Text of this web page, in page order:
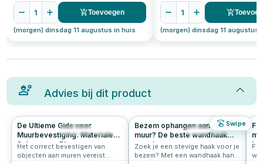
1 Toevoegen
(morgen) dinsdag 11 augustus in huis
1
(morgen) dinsdag 11 augustus
Advies bij dit product
Swipe
1394
De Ultieme Gids voor
Muurbevestiging: Materialen,
Schroeven, Pluggen,
Draagkracht en
Het correct bevestigen van
objecten aan muren vereist
35 0.0
Bezem ophangen aan de
muur? De beste wandhaak
voor bezems en
tuingereedschap
Zoek je een stevige haak voor je
bezem? Met een wandhaak hang